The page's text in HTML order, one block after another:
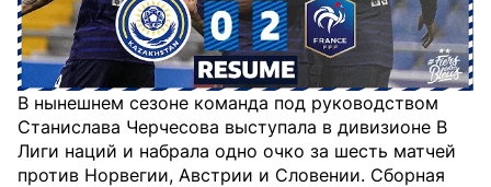
В нынешнем сезоне команда под руководством
Станислава Черчесова выступала в дивизионе B
Лиги наций и набрала одно очко за шесть матчей
против Норвегии, Австрии и Словении. Сборная